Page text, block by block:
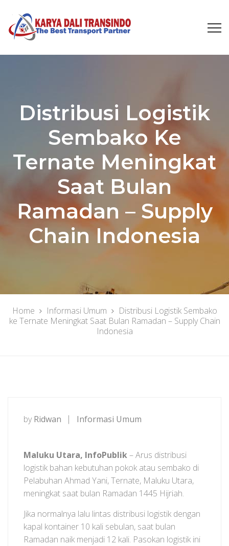
Distribusi Logistik
Sembako Ke
Ternate Meningkat
Saat Bulan
Ramadan – Supply
Chain Indonesia
Home Informasi Umum
Distribusi Logistik Sembako
ke Ternate Meningkat Saat Bulan Ramadan – Supply Chain
Indonesia
by Ridwan Informasi Umum
Maluku Utara, InfoPublik– Arus distribusi
logistik bahan kebutuhan pokok atau sembako di
Pelabuhan Ahmad Yani, Ternate, Maluku Utara,
meningkat saat bulan Ramadan 1445 Hijriah.
Jika normalnya lalu lintas distribusi logistik dengan
kapal kontainer 10 kali sebulan, saat bulan
Ramadan naik menjadi 12 kali. Pasokan logistik ini